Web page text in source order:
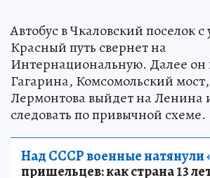
Автобус в Чкаловский поселок
Красный путь свернет на
Интернациональную. Далее он
Гагарина, Комсомольский
Лермонтова выйдет на Ленина
следовать по привычной схеме.
Над СССР военные натянули
пришельцев: как страна 13